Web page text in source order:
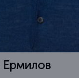
Ермилов